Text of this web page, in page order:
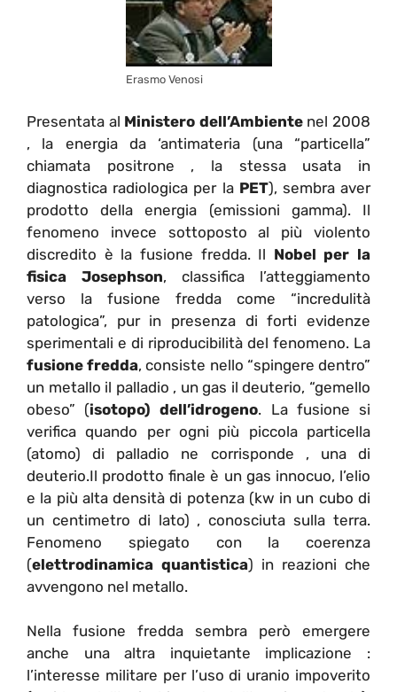
Erasmo Venosi
Presentata al Ministero dell’Ambientenel 2008
, la energia da ‘antimateria (una “particella”
chiamata positrone , la stessa usata in
diagnostica radiologica per la PET), sembra aver
prodotto della energia (emissioni gamma). Il
fenomeno invece sottoposto al più violento
discredito è la fusione fredda. Il Nobel per la
fisica Josephson, classifica l’atteggiamento
verso la fusione fredda come “incredulità
patologica”, pur in presenza di forti evidenze
sperimentali e di riproducibilità del fenomeno. La
fusione fredda, consiste nello “spingere dentro”
un metallo il palladio , un gas il deuterio, “gemello
obeso” (isotopo) dell’idrogeno. La fusione si
verifica quando per ogni più piccola particella
(atomo) di palladio ne corrisponde , una di
deuterio.Il prodotto finale è un gas innocuo, l’elio
e la più alta densità di potenza (kw in un cubo di
un centimetro di lato) , conosciuta sulla terra.
Fenomeno spiegato con la coerenza
(elettrodinamica quantistica) in reazioni che
avvengono nel metallo.
Nella fusione fredda sembra però emergere
anche una altra inquietante implicazione :
l’interesse militare per l’uso di uranio impoverito